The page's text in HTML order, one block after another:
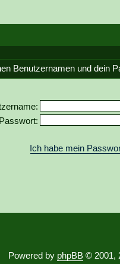
Benutzernamen und dein
Passwort:
Ich habe mein
Powered by phpBB © 2001,